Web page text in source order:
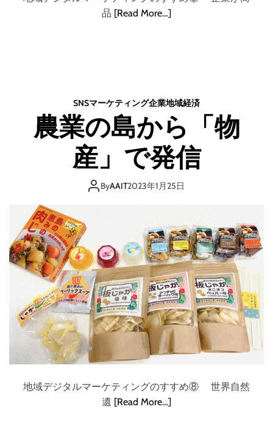
品 [Read More…]
SNSマーケティング企業地域経済
農業の島から「物
産」で発信
ByAAIT2023年1月25日
地域デジタルマーケティングのすすめ⑧ 世界自然
遺 [Read More…]